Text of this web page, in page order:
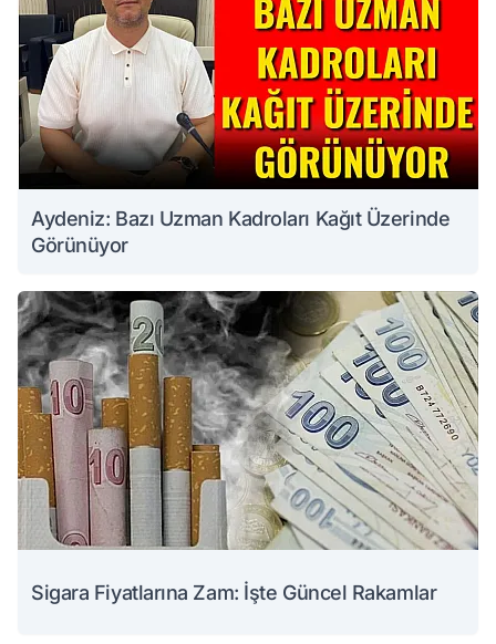
Aydeniz: Bazı Uzman Kadroları Kağıt Üzerinde
Görünüyor
Sigara Fiyatlarına Zam: İşte Güncel Rakamlar